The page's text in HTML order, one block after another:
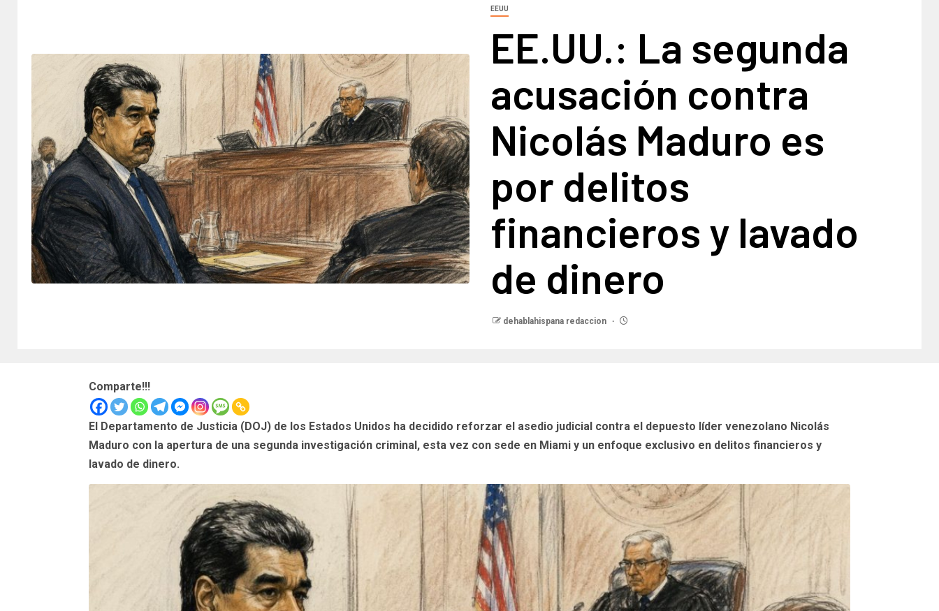
EEUU
EE.UU.: La segunda
acusación contra
Nicolás Maduro es
por delitos
financieros y lavado
de dinero
dehablahispana redaccion
Comparte!!!
El Departamento de Justicia (DOJ) de los Estados Unidos ha decidido reforzar el asedio judicial contra el depuesto líder venezolano Nicolás
Maduro con la apertura de una segunda investigación criminal, esta vez con sede en Miami y un enfoque exclusivo en delitos financieros y
lavado de dinero.